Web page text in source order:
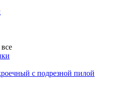
с подрезной пилой